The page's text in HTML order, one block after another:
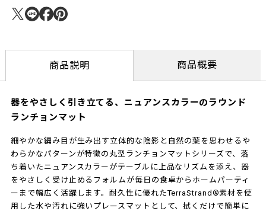
商品説明 商品概要
器をやさしく引き立てる、ニュアンスカラーのラウンド
ランチョンマット
細やかな編み目が生み出す立体的な陰影と自然の葉を思わせるや
わらかなパターンが特徴の丸型ランチョンマットシリーズで、落
ち着いたニュアンスカラーがテーブルに上品なリズムを添え、器
をやさしく受け止めるフォルムが毎日の食卓からホームパーティ
ーまで幅広く活躍します。耐久性に優れたTerraStrand®素材を使
用した水や汚れに強いプレースマットとして、拭くだけで簡単に